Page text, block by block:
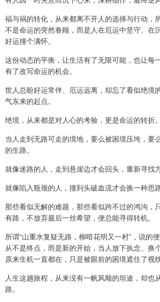
福与祸的转化，从来都离不开人的选择与行动，
不是命运的突然眷顾，而是人在厄运中坚守、在
好运撞个满怀。
这份动态的平衡，让生活有了无限可能，也让每
有了改写命运的机会。
世人总盼好运常伴、厄运远离，却忘了看似绝境
气东来的起点。
绝境，从来都是对人心的考验，更是命运的转折。
当人走到无路可走的境地，要么被困境压垮，要
的生路。
就像迷路的人，走到悬崖边才会回头，重新寻找方
就像陷入瓶颈的人，撞到头破血流才会换一种思
那些看似无解的难题，那些看似跨不过的鸿沟，
有路，不放弃最后一丝希望，便总能寻得转机。
所谓“山重水复疑无路，柳暗花明又一村”，说的
从不是终点，而是新的开始，当人放下执念、换
原来生机一直都在，只是被眼前的困境遮住了视线
人生这趟旅程，从来没有一帆风顺的坦途，却也
路。